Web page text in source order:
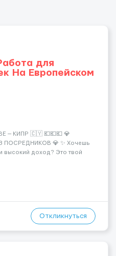
для
На Европейском
— КИПР 🇨🇾 💶💶💶 💎
💎 ✨ Хочешь
высокий доход? Это твой
— Стабильный поток
Откликнуться